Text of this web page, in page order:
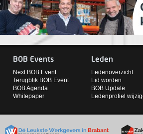
BOB Events
Next BOB Event
Terugblik BOB Event
BOB Agenda
Whitepaper
Leden
Ledenoverzicht
Lid worden
BOB Update
Ledenprofiel